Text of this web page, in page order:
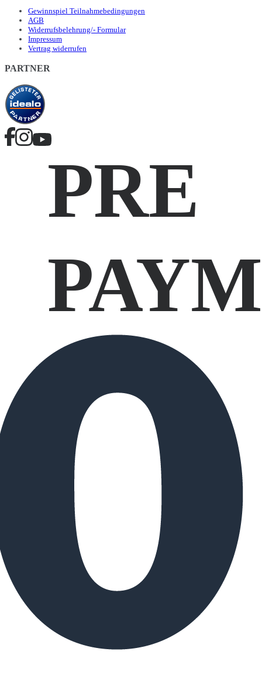
Gewinnspiel Teilnahmebedingungen
AGB
Widerrufsbelehrung/- Formular
Impressum
Vertrag widerrufen
PARTNER